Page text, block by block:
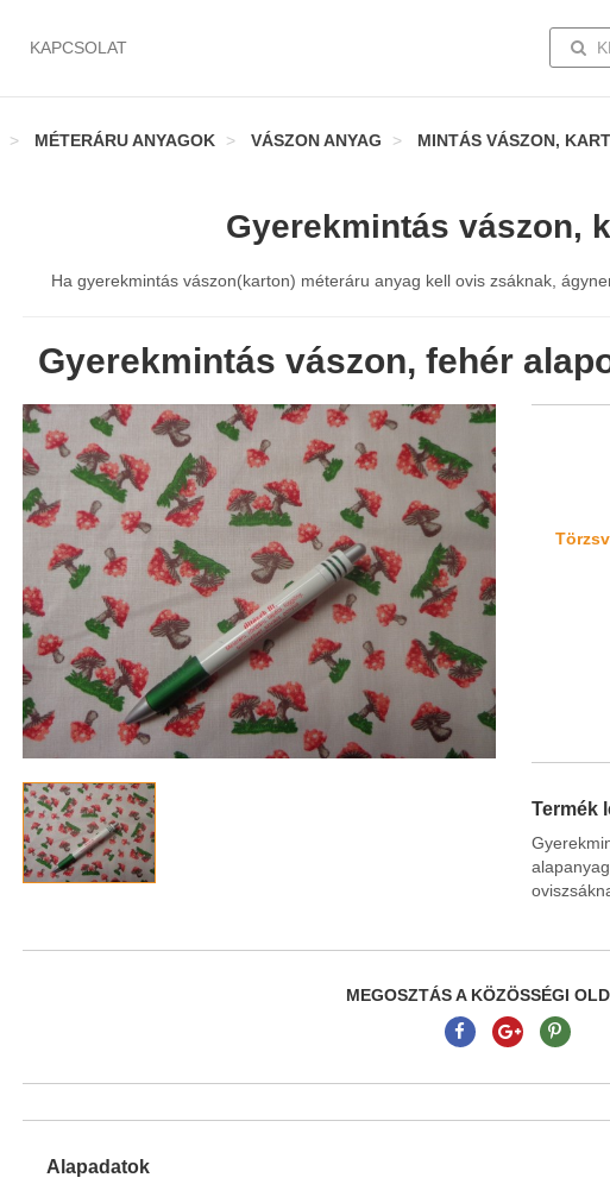
KAPCSOLAT
MÉTERÁRU ANYAGOK VÁSZON ANYAG MINTÁS VÁSZON,
Gyerekmintás vászon,
Ha gyerekmintás vászon(karton) méteráru anyag kell ovis zsáknak,
Gyerekmintás vászon, fehér
Termék
MEGOSZTÁS A KÖZÖSSÉGI
Alapadatok